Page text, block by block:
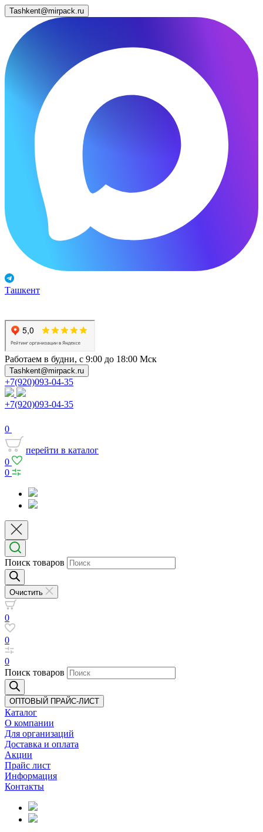
Tashkent@mirpack.ru
Ташкент
Работаем в будни, с 9:00 до 18:00 Мск
Tashkent@mirpack.ru
+7(920)093-04-35
+7(920)093-04-35
0
перейти в каталог
0
0
Поиск товаров
Очистить
0
0
0
Поиск товаров
ОПТОВЫЙ ПРАЙС-ЛИСТ
Каталог
О компании
Для организаций
Доставка и оплата
Акции
Прайс лист
Информация
Контакты